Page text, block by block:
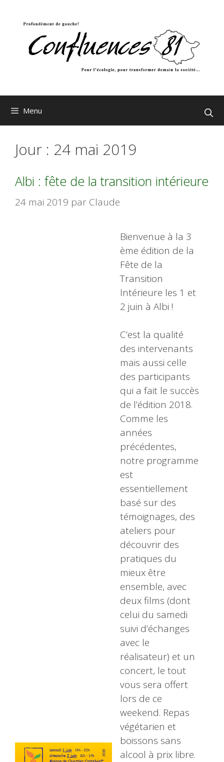
Menu
Jour : 24 mai 2019
Albi : fête de la transition intérieure
24 mai 2019 par Claude
Bienvenue à la 3
ème édition de la
Fête de la
Transition
Intérieure les 1 et
2 juin à Albi !
C’est la qualité
des intervenants
mais aussi celle
des participants
qui a fait le succès
de l’édition 2018.
Comme les
années
précédentes,
notre programme
est
essentiellement
basé sur des
témoignages, des
ateliers pour
découvrir des
pratiques du
mieux être
ensemble, avec
deux films (dont
celui du samedi
suivi d’échanges
avec le
réalisateur) et un
concert, le tout
vous sera offert
lors de ce
weekend. Repas
végétarien et
boissons sans
alcool à prix libre.